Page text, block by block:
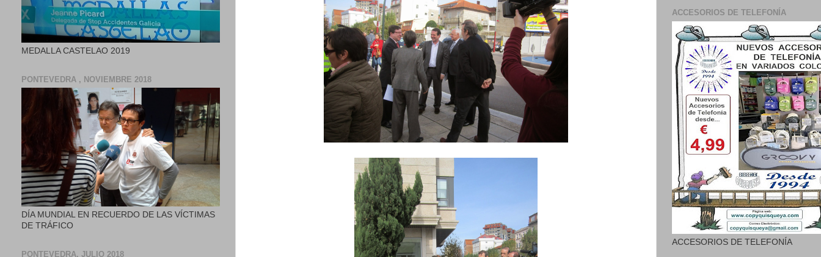
MEDALLA CASTELAO 2019
PONTEVEDRA , NOVIEMBRE 2018
DÍA MUNDIAL EN RECUERDO DE LAS VÍCTIMAS
DE TRÁFICO
PONTEVEDRA, JULIO 2018
ACCESORIOS DE TELEFONÍA
ACCESORIOS DE TELEFONÍA